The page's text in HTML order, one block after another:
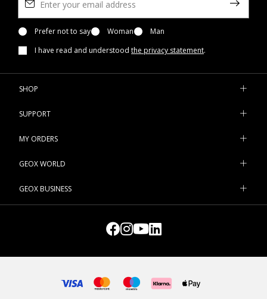
Prefer not to say Woman
Man
I have read and understood the privacy statement.
SHOP
SUPPORT
MY ORDERS
GEOX WORLD
GEOX BUSINESS